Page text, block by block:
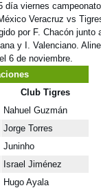
día viernes
Veracruz vs
por F. Chacón junto
y I. Valenciano.
6 de noviembre.
Club Tigres
Nahuel Guzmán
Jorge Torres
Juninho
Israel Jiménez
Hugo Ayala